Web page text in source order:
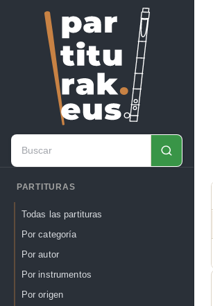
PARTITURAS
Todas las partituras
Por categoría
Por autor
Por instrumentos
Por origen